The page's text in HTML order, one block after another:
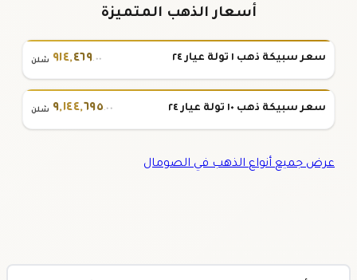
أسعار الذهب المتميزة
سعر سبيكة ذهب ١ تولة عيار ٢٤ ٩١٤,٤٦٩.٠٠ شلن
سعر سبيكة ذهب ١٠ تولة عيار ٢٤ ٩,١٤٤,٦٩٥.٠٠ شلن
عرض جميع أنواع الذهب في الصومال